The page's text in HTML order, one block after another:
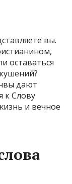
вы.
оставаться
дают
к Слову
и вечное